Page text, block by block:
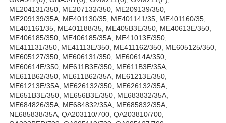
ME204131/350, ME207132/350, ME209139/350,
ME209139/35A, ME401130/35, ME401141/35, ME401160/35,
ME401161/35, ME401188/35, ME405B3E/350, ME40613E/350,
ME406185/350, ME406185/35A, ME41013E/350,
ME411131/350, ME41113E/350, ME411162/350, ME605125/350,
ME605127/350, ME606131/350, ME60614A/350,
ME60614E/350, ME611B3E/350, ME611B3E/35A,
ME611B62/350, ME611B62/35A, ME61213E/350,
ME61213E/35A, ME626132/350, ME626132/35A,
ME651B3E/350, ME656B3E/350, ME683832/35A,
ME684826/35A, ME684832/35A, ME685832/35A,
NE685838/35A, QA203110/700, QA203810/700,